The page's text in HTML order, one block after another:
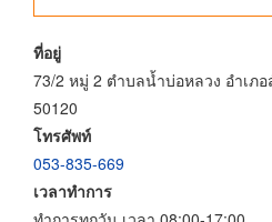
ที่อยู่
73/2 หมู่ 2 ตำบลน้ำบ่อหลวง อำเภ
50120
โทรศัพท์
053-835-669
เวลาทำการ